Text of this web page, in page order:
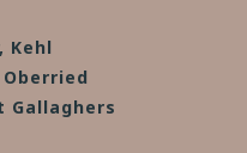
Kehl
Gallaghers